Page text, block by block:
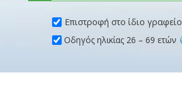
Επιστροφή στο ίδιο γραφείο
Οδηγός ηλικίας 26 – 69 ετών